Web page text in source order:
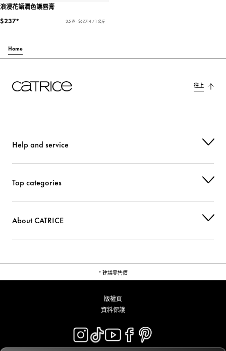
浪漫花語潤色護唇膏
$237*
3.5 克 - $67,714 / 1 公斤
Home
往上
Help and service
Top categories
About CATRICE
* 建議零售價
版權頁
資料保護